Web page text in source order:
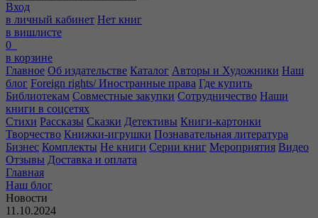
Вход
в личный кабинет Нет книг
в вишлисте
0
в корзине
Главное Об издательстве Каталог Авторы и Художники Наш
блог Foreign rights/ Иностранные права Где купить
Библиотекам Совместные закупки Сотрудничество Наши
книги в соцсетях
Стихи Рассказы Сказки Детективы Книги-картонки
Творчество Книжки-игрушки Познавательная литература
Бизнес Комплекты Не книги Серии книг Мероприятия Видео
Отзывы Доставка и оплата
Главная
Наш блог
Новости
11.10.2024